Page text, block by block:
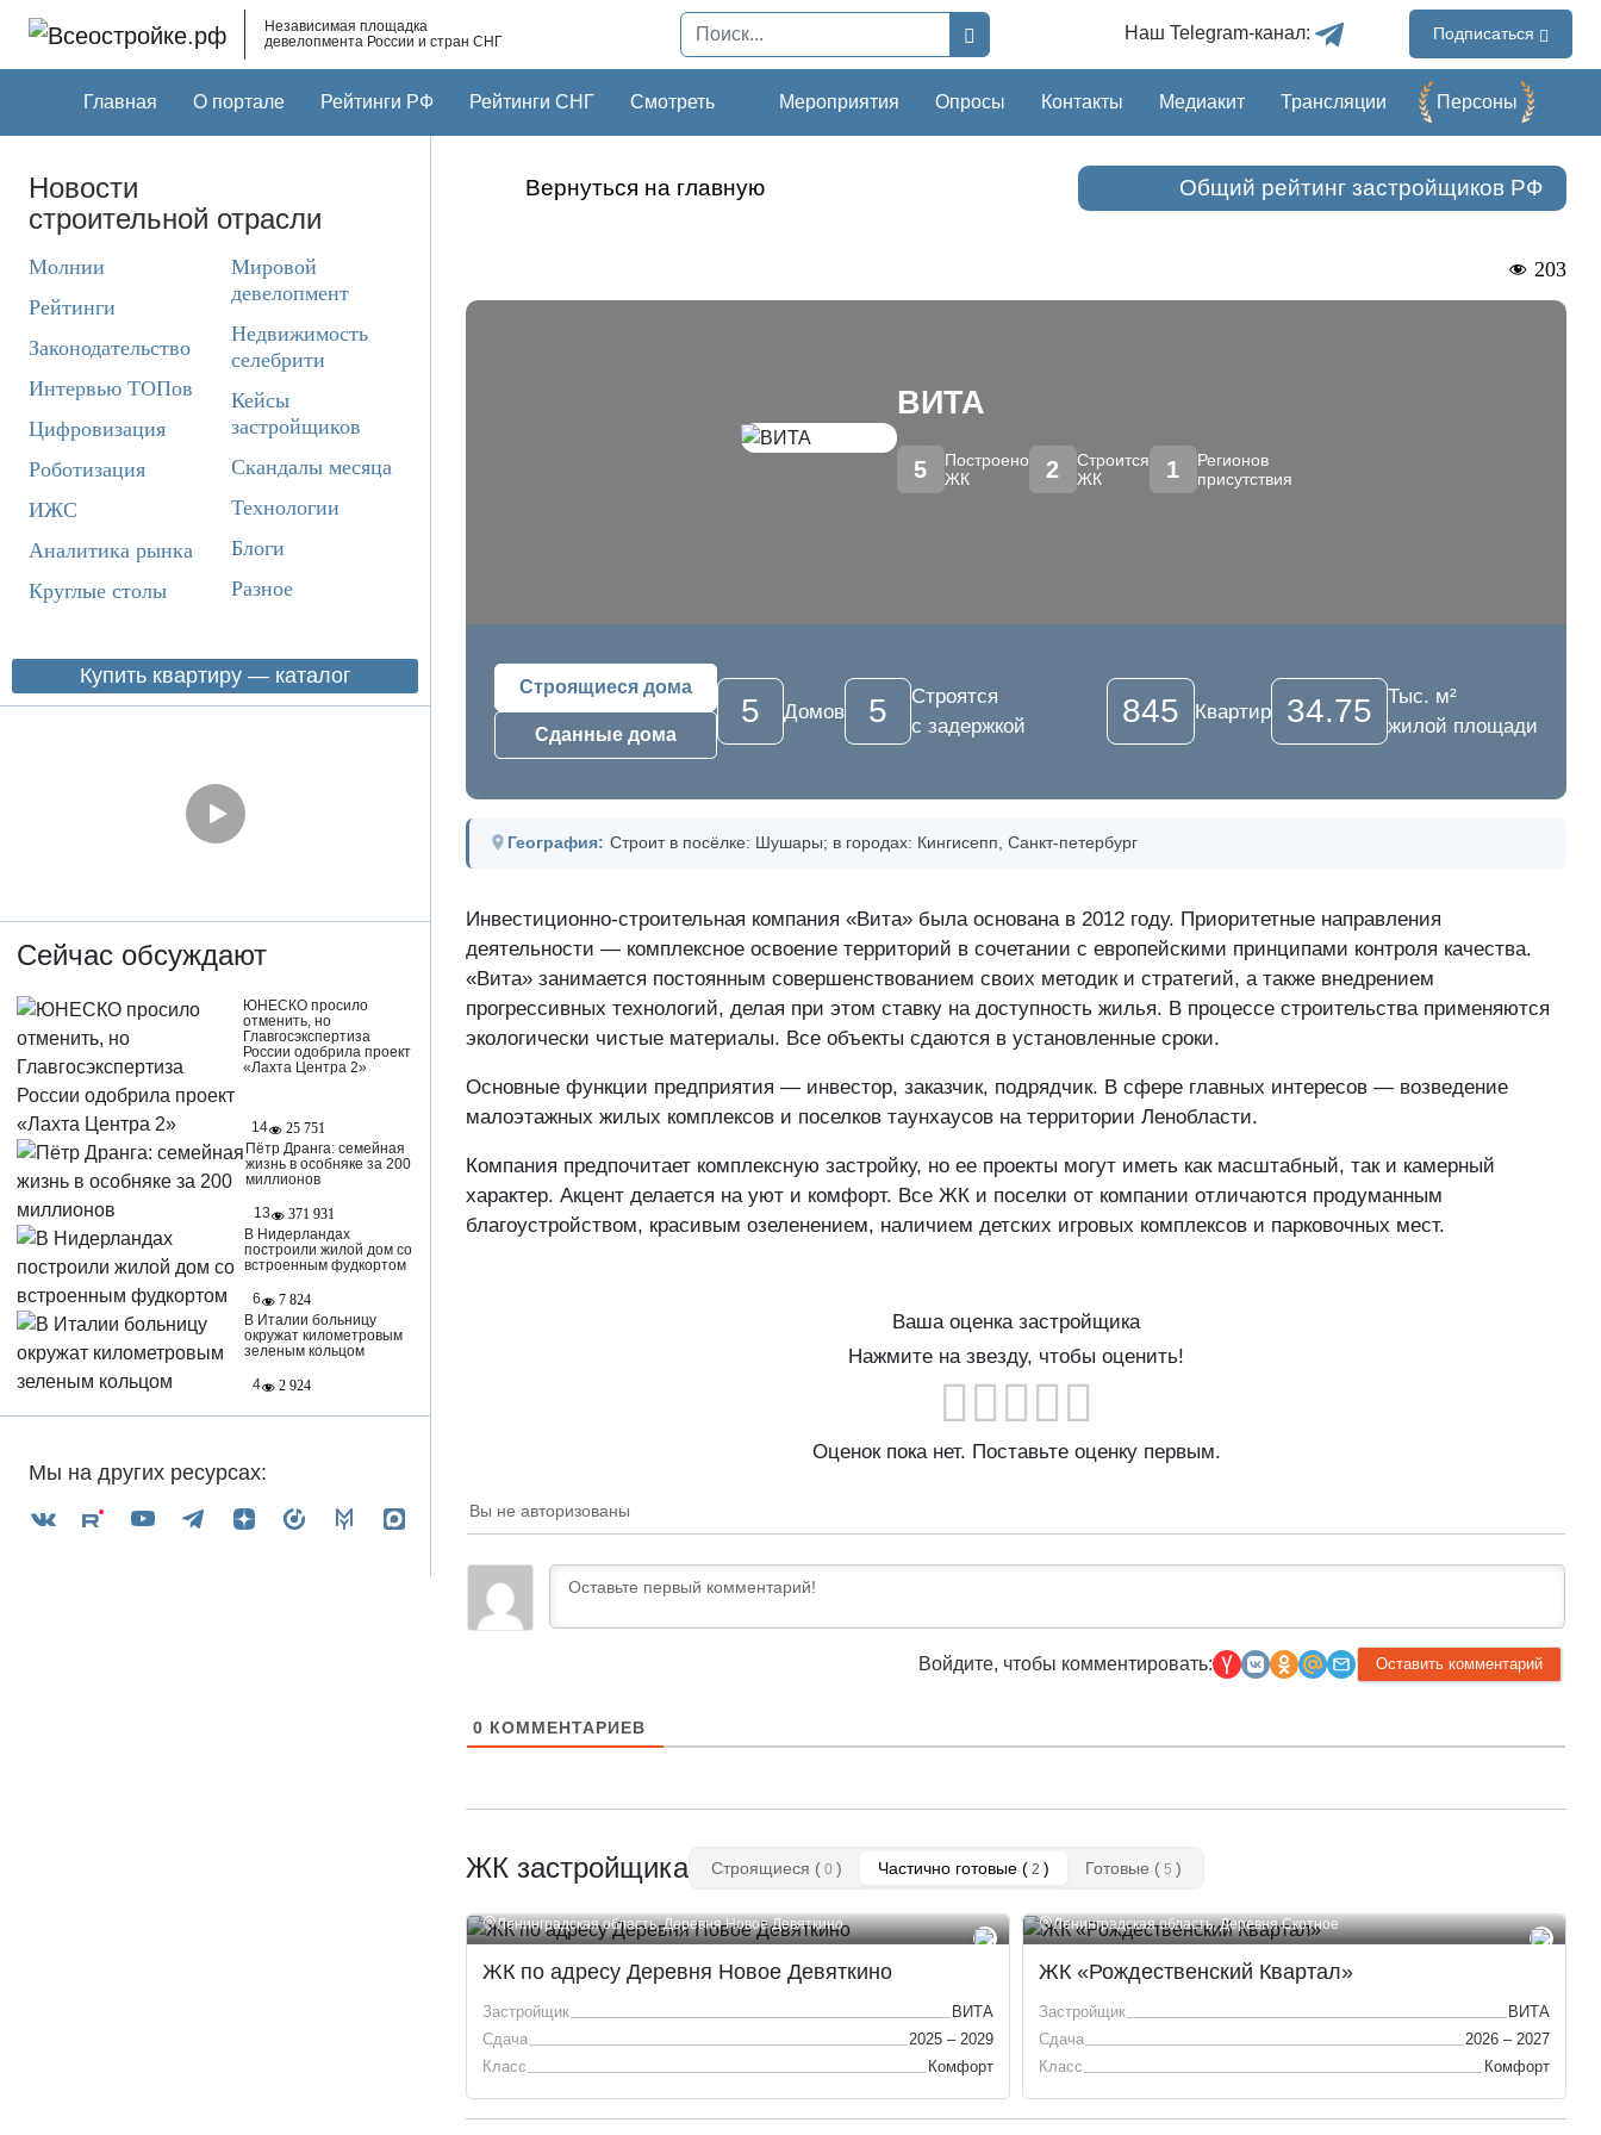
Независимая площадка
девелопмента России и стран СНГ
Наш Telegram-канал: Подписаться
Главная О портале Рейтинги РФ Рейтинги СНГ Смотреть Мероприятия Опросы Контакты Медиакит Трансляции Перcоны
Новости
строительной отрасли
Молнии
Рейтинги
Законодательство
Интервью ТОПов
Цифровизация
Роботизация
ИЖС
Аналитика рынка
Круглые столы
Мировой
девелопмент
Недвижимость
селебрити
Кейсы
застройщиков
Скандалы месяца
Технологии
Блоги
Разное
Купить квартиру — каталог
Сейчас обсуждают
ЮНЕСКО просило
отменить, но
Главгосэкспертиза
России одобрила проект
«Лахта Центра 2»
14
25 751
Пётр Дранга: семейная
жизнь в особняке за 200
миллионов
13
371 931
В Нидерландах
построили жилой дом со
встроенным фудкортом
6
7 824
В Италии больницу
окружат километровым
зеленым кольцом
4
2 924
Мы на других ресурсах:
Вернуться на главную Общий рейтинг застройщиков РФ
203
ВИТА
5
Построено
ЖК
2
Строится
ЖК
1
Регионов
присутствия
Строящиеся дома
Сданные дома
5 Домов 5
Строятся
с задержкой
845 Квартир 34.75
Тыс. м²
жилой площади
География: Строит в посёлке: Шушары; в городах: Кингисепп, Санкт-петербург
Инвестиционно-строительная компания «Вита» была основана в 2012 году. Приоритетные направления
деятельности — комплексное освоение территорий в сочетании с европейскими принципами контроля качества.
«Вита» занимается постоянным совершенствованием своих методик и стратегий, а также внедрением
прогрессивных технологий, делая при этом ставку на доступность жилья. В процессе строительства применяются
экологически чистые материалы. Все объекты сдаются в установленные сроки.
Основные функции предприятия — инвестор, заказчик, подрядчик. В сфере главных интересов — возведение
малоэтажных жилых комплексов и поселков таунхаусов на территории Ленобласти.
Компания предпочитает комплексную застройку, но ее проекты могут иметь как масштабный, так и камерный
характер. Акцент делается на уют и комфорт. Все ЖК и поселки от компании отличаются продуманным
благоустройством, красивым озеленением, наличием детских игровых комплексов и парковочных мест.
Ваша оценка застройщика
Нажмите на звезду, чтобы оценить!
Оценок пока нет. Поставьте оценку первым.
Вы не авторизованы
Войдите, чтобы комментировать:
0 КОММЕНТАРИЕВ
ЖК застройщика Строящиеся ( 0 ) Частично готовые ( 2 ) Готовые ( 5 )
Ленинградская область, Деревня Новое Девяткино
ЖК по адресу Деревня Новое Девяткино
Застройщик
ВИТА
Сдача
2025 – 2029
Класс
Комфорт
Ленинградская область, Деревня Скотное
ЖК «Рождественский Квартал»
Застройщик
ВИТА
Сдача
2026 – 2027
Класс
Комфорт